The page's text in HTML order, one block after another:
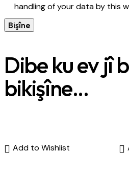
handling of your data by this
Dibe ku ev jî
bikişîne...